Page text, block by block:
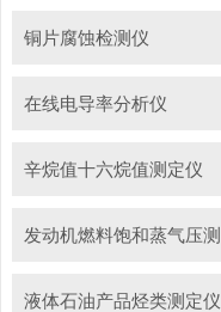
铜片腐蚀检测仪
在线电导率分析仪
辛烷值十六烷值测定仪
液体石油产品烃类测定仪